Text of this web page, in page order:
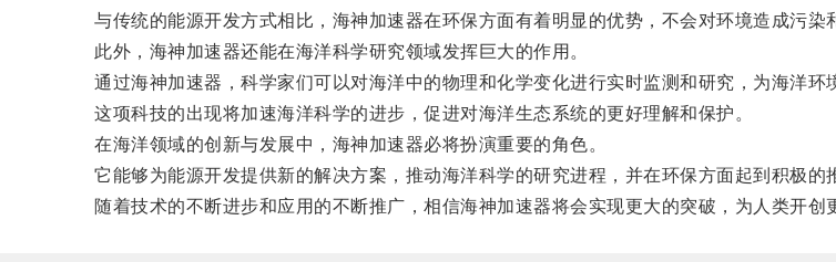
与传统的能源开发方式相比，海神加速器在环保方面有着明显的优势，不会对环境造成污染
此外，海神加速器还能在海洋科学研究领域发挥巨大的作用。
通过海神加速器，科学家们可以对海洋中的物理和化学变化进行实时监测和研究，为海洋环
这项科技的出现将加速海洋科学的进步，促进对海洋生态系统的更好理解和保护。
在海洋领域的创新与发展中，海神加速器必将扮演重要的角色。
它能够为能源开发提供新的解决方案，推动海洋科学的研究进程，并在环保方面起到积极的
随着技术的不断进步和应用的不断推广，相信海神加速器将会实现更大的突破，为人类开创